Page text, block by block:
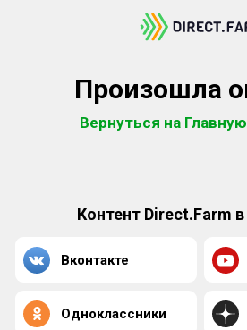
Произошла
Вернуться на
Контент Direct.Farm
Вконтакте
Одноклассники